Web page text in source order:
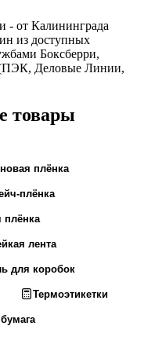
- от Калининграда
из доступных
Боксберри,
Деловые Линии,
товары
плёнка
плёнка
плёнка
лента
для коробок
Термоэтикетки